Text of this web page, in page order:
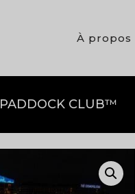
À propos
PADDOCK CLUB™